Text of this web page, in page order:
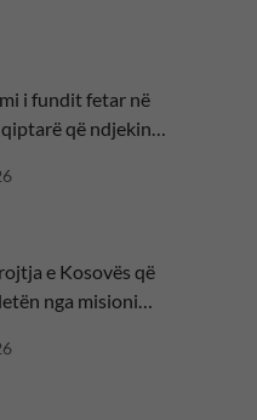
i fundit fetar në
që ndjekin
e Kosovës që
nga misioni